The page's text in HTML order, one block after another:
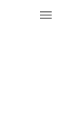
menu